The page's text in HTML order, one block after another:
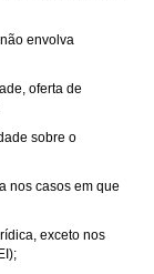
envolva
oferta de
sobre o
nos casos em que
exceto nos